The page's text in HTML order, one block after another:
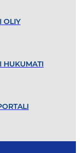
OLIY
HUKUMATI